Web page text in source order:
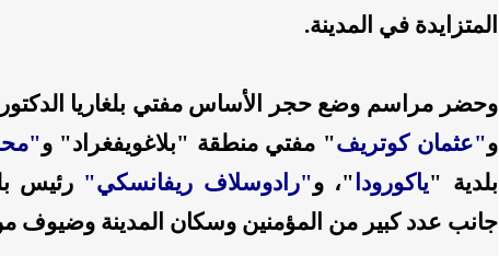
المتزايدة في المدينة.
وحضر مراسم وضع حجر الأساس مفتي بلغاريا
و"عثمان كوتريف" مفتي منطقة "بلاغويفغراد" و
بلدية "ياكورودا "، و"رادوسلاف ريفانسكي" رئيس
جانب عدد كبير من المؤمنين وسكان المدينة وضيوف